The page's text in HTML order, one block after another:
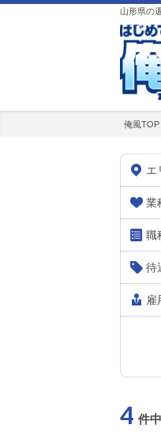
山形県の
俺風TOP
エ
業
職
待
雇
4 件